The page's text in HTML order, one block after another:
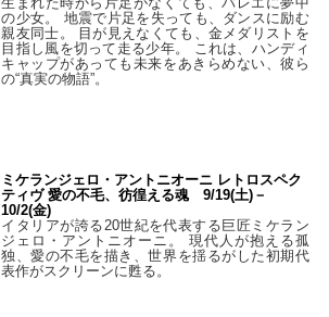
の少女。 地震で片足を失っても、ダンスに励む
親友同士。 目が見えなくても、金メダリストを
目指し風を切って走る少年。 これは、ハンディ
キャップがあっても未来をあきらめない、彼ら
の“真実の物語”。
ミケランジェロ・アントニオーニ レトロスペク
ティヴ 愛の不毛、彷徨える魂 9/19(土)－
10/2(金)
イタリアが誇る20世紀を代表する巨匠ミケラン
ジェロ・アントニオーニ。 現代人が抱える孤
独、愛の不毛を描き、世界を揺るがした初期代
表作がスクリーンに甦る。